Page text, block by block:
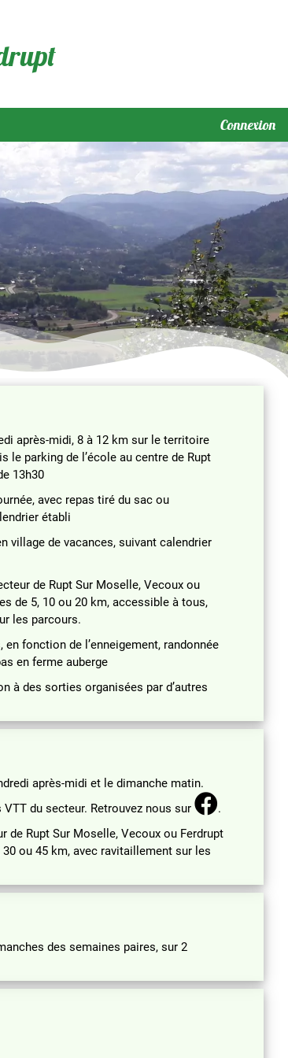
Connexion
après-midi, 8 à 12 km sur le territoire
le parking de l’école au centre de Rupt
13h30
avec repas tiré du sac ou
établi
village de vacances, suivant calendrier
de Rupt Sur Moselle, Vecoux ou
de 5, 10 ou 20 km, accessible à tous,
les parcours.
fonction de l’enneigement, randonnée
en ferme auberge
à des sorties organisées par d’autres
après-midi et le dimanche matin.
du secteur. Retrouvez nous sur
.
de Rupt Sur Moselle, Vecoux ou Ferdrupt
ou 45 km, avec ravitaillement sur les
des semaines paires, sur 2